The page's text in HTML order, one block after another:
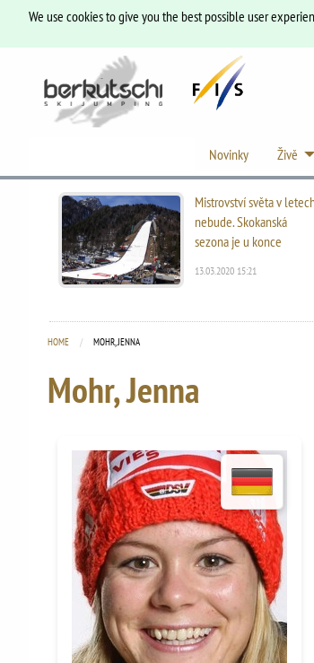
We use cookies to give you the best possible user
Novinky Živě
Mistrovství světa v
nebude. Skokanská
sezona je u konce
13.03.2020 15:21
HOME CURRENT:
MOHR, JENNA
Mohr, Jenna